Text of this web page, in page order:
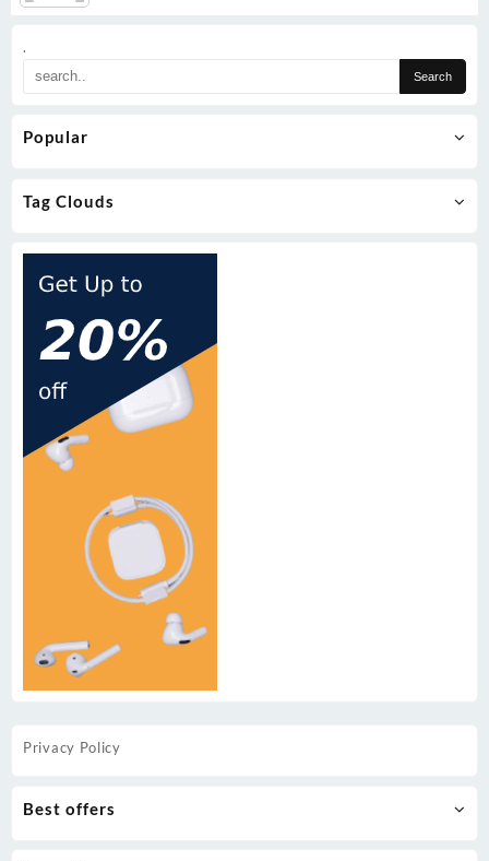
.
Popular
Tag Clouds
Privacy Policy
Best offers